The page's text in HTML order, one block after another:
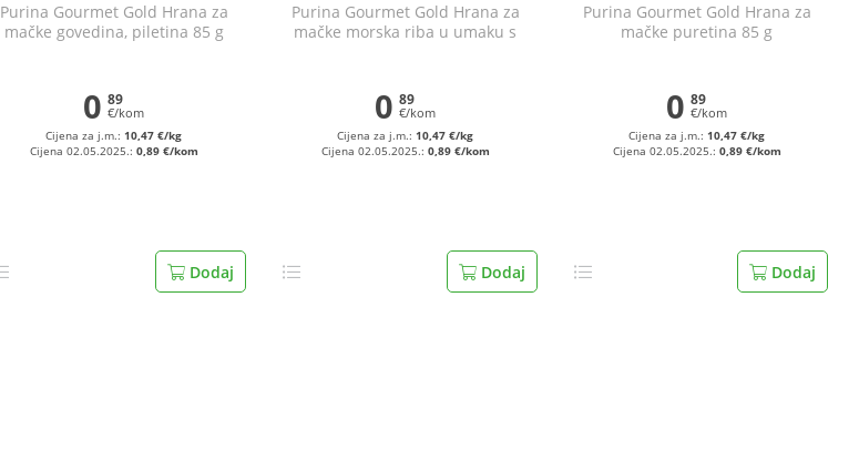
Purina Gourmet Gold Hrana za
mačke govedina, piletina 85 g
0 89
€/kom
Cijena za j.m.:10,47 €/kg
Cijena 02.05.2025.: 0,89 €/kom
Dodaj
Purina Gourmet Gold Hrana za
mačke morska riba u umaku s
0 89
€/kom
Cijena za j.m.:10,47 €/kg
Cijena 02.05.2025.: 0,89 €/kom
Dodaj
Purina Gourmet Gold Hrana za
mačke puretina 85 g
0 89
€/kom
Cijena za j.m.:10,47 €/kg
Cijena 02.05.2025.: 0,89 €/kom
Dodaj